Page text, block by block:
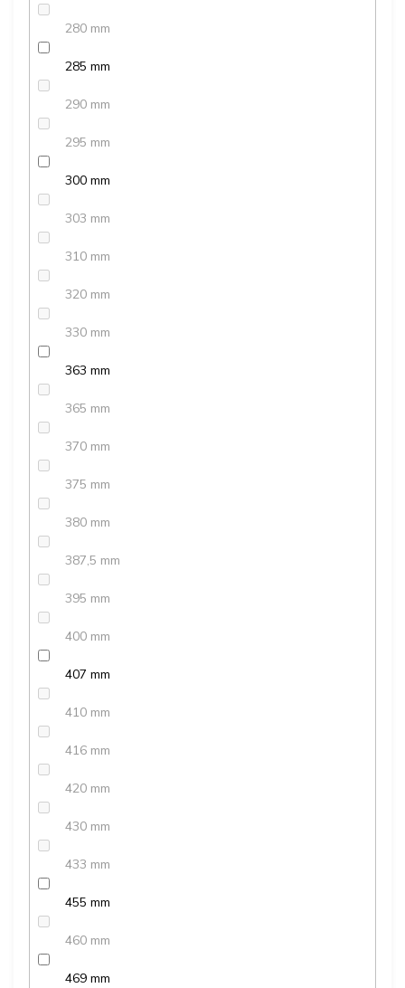
280 mm
285 mm
290 mm
295 mm
300 mm
303 mm
310 mm
320 mm
330 mm
363 mm
365 mm
370 mm
375 mm
380 mm
387,5 mm
395 mm
400 mm
407 mm
410 mm
416 mm
420 mm
430 mm
433 mm
455 mm
460 mm
469 mm